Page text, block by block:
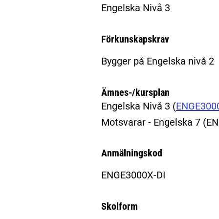
Engelska Nivå 3
Förkunskapskrav
Bygger på Engelska nivå 2
Ämnes-/kursplan
Engelska Nivå 3 (
Motsvarar - Engelska 7
Anmälningskod
ENGE3000X-DI
Skolform